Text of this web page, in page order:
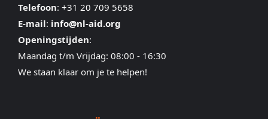
Telefoon: +31 20 709 5658
E-mail: info@nl-aid.org
Openingstijden:
Maandag t/m Vrijdag: 08:00 - 16:30
We staan klaar om je te helpen!